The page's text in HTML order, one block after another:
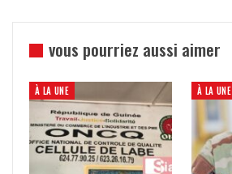
vous pourriez aussi aimer
À LA UNE À LA UNE